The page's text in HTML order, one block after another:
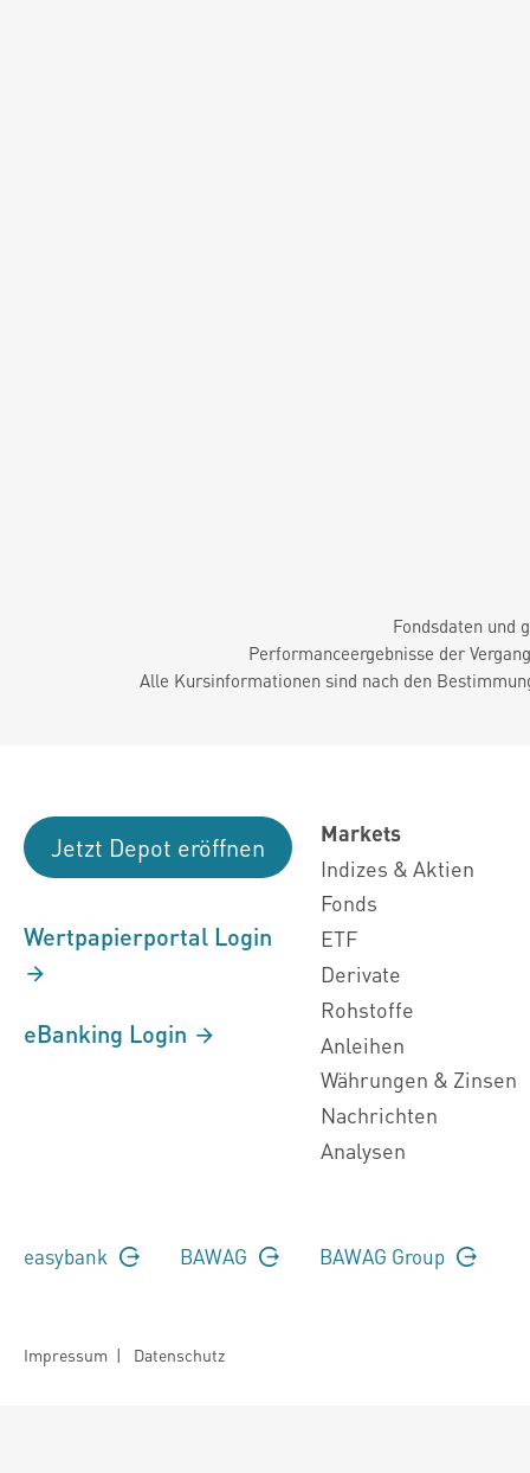
Fondsdaten und
Performanceergebnisse der
Alle Kursinformationen sind nach den
Jetzt Depot eröffnen
Wertpapierportal Login
eBanking Login
Markets
Indizes & Aktien
Fonds
ETF
Derivate
Rohstoffe
Anleihen
Währungen & Zinsen
Nachrichten
Analysen
easybank BAWAG BAWAG Group
Impressum | Datenschutz